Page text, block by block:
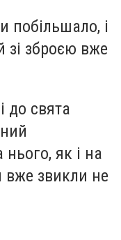
побільшало, і
зі зброєю вже
до свята
як і на
вже звикли не